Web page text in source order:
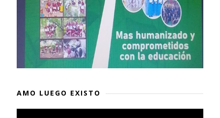
AMO LUEGO EXISTO